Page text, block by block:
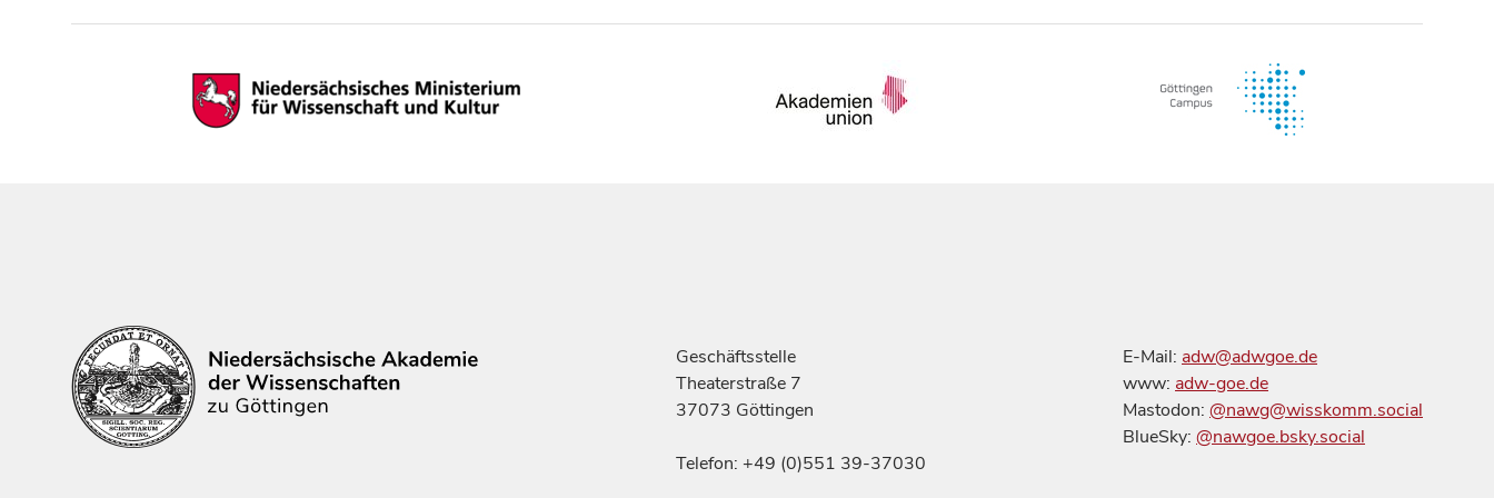
Geschäftsstelle
Theaterstraße 7
37073 Göttingen
Telefon: +49 (0)551 39-37030
E-Mail: adw@adwgoe.de
www: adw-goe.de
Mastodon: @nawg@wisskomm.social
BlueSky: @nawgoe.bsky.social